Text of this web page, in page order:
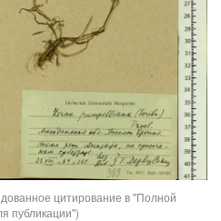
цитирование в "Полной
публикации")